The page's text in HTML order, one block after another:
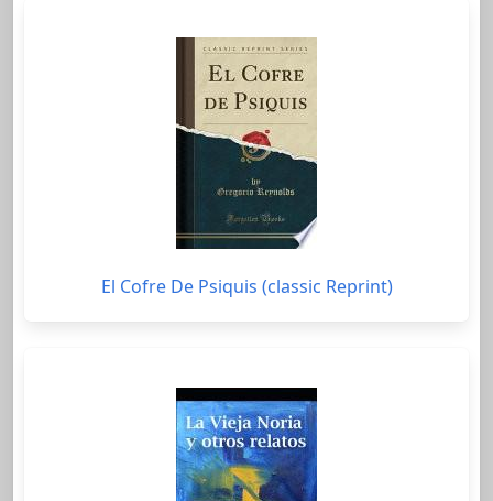
El Cofre De Psiquis (classic Reprint)